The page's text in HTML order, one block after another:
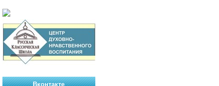
Вконтакте